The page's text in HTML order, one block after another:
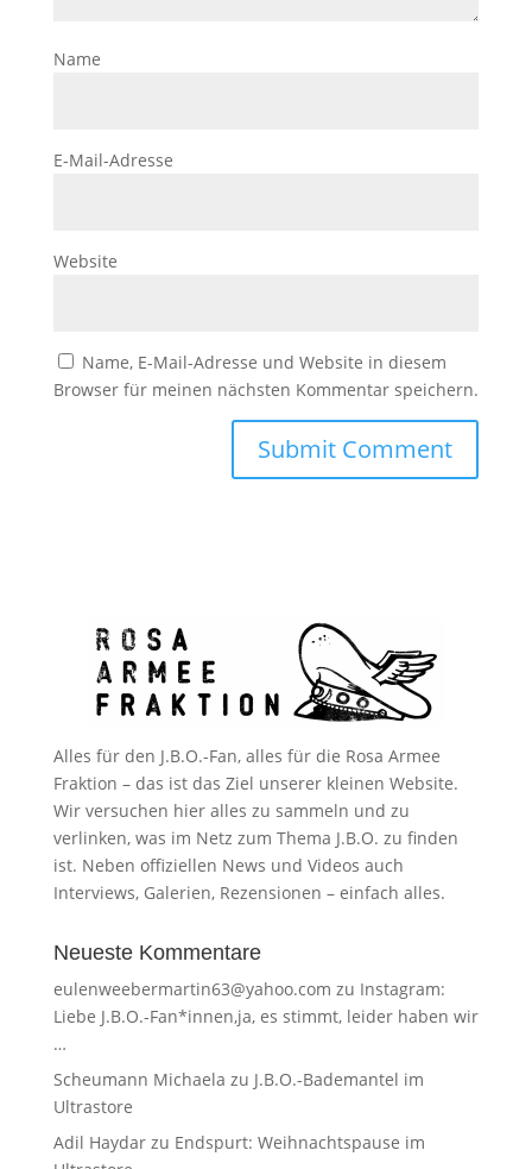
Name
E-Mail-Adresse
Website
Name, E-Mail-Adresse und Website in diesem
Browser für meinen nächsten Kommentar speichern.
Alles für den J.B.O.-Fan, alles für die Rosa Armee
Fraktion – das ist das Ziel unserer kleinen Website.
Wir versuchen hier alles zu sammeln und zu
verlinken, was im Netz zum Thema J.B.O. zu finden
ist. Neben offiziellen News und Videos auch
Interviews, Galerien, Rezensionen – einfach alles.
Neueste Kommentare
eulenweebermartin63@yahoo.com zu Instagram:
Liebe J.B.O.-Fan*innen,ja, es stimmt, leider haben wir
…
Scheumann Michaela zu J.B.O.-Bademantel im
Ultrastore
Adil Haydarzu Endspurt: Weihnachtspause im